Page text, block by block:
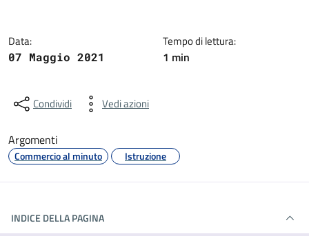
Data:
07 Maggio 2021
Tempo di lettura:
1 min
Condividi Vedi azioni
Argomenti
Commercio al minuto Istruzione
INDICE DELLA PAGINA